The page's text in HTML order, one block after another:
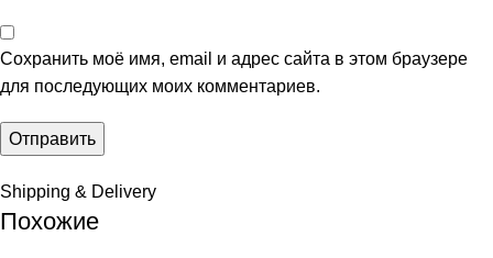
Сохранить моё имя, email и адрес сайта в этом браузере
для последующих моих комментариев.
Shipping & Delivery
Похожие